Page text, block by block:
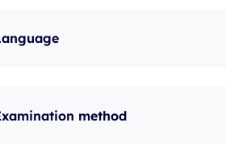
Language
Examination method